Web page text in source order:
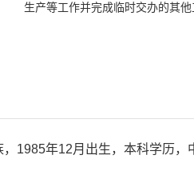
生产等工作并完成临时交办的其
，1985年12月出生，本科学历，